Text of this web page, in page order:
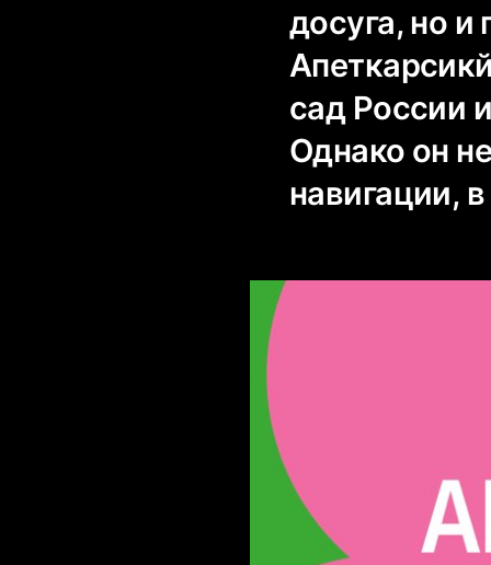
досуга, но и
сад России
Однако он
навигации,